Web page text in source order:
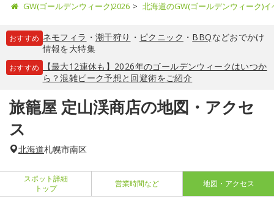
GW(ゴールデンウィーク)2026 北海道のGW(ゴールデンウィーク)
おすすめ ネモフィラ ・ 潮干狩り ・ ピクニック ・ BBQなどおでかけ
情報を大特集
おすすめ
【最大12連休も】2026年のゴールデンウィークはいつか
ら？混雑ピーク予想と回避術をご紹介
旅籠屋 定山渓商店の地図・アクセ
ス
北海道札幌市南区
スポット詳細
トップ
営業時間など 地図・アクセス